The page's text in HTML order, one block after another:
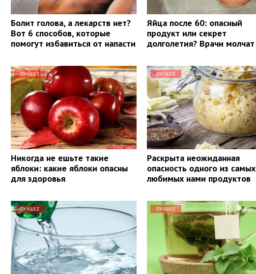
Болит голова, а лекарств нет?
Вот 6 способов, которые
помогут избавиться от напасти
Яйца после 60: опасный
продукт или секрет
долголетия? Врачи молчат
ЛУЧШЕЕ
Никогда не ешьте такие
яблоки: какие яблоки опасны
для здоровья
ЛУЧШЕЕ
Раскрыта неожиданная
опасность одного из самых
любимых нами продуктов
ЛУЧШЕЕ ЛУЧШЕЕ